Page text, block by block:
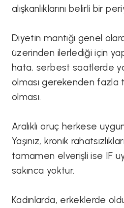
alışkanlıklarını belirli bir
Diyetin mantığı genel
üzerinden ilerlediği için
hata, serbest saatlerde
olması gerekenden
olması.
Aralıklı oruç herkese
Yaşınız, kronik
tamamen elverişli ise IF
sakınca yoktur.
Kadınlarda, erkeklerde